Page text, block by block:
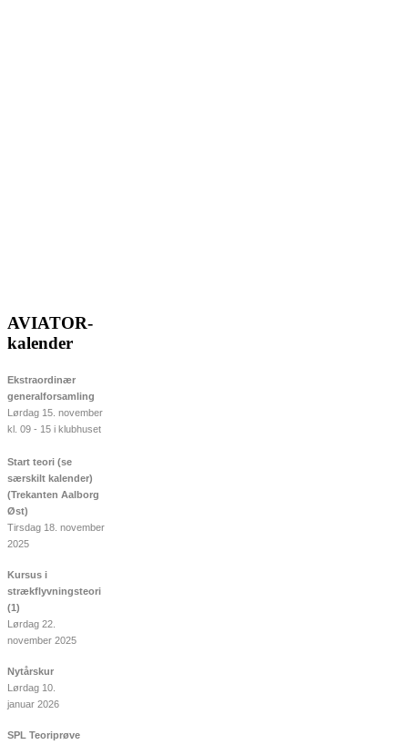
AVIATOR-
kalender
Ekstraordinær
generalforsamling
Lørdag 15. november
kl. 09 - 15 i klubhuset
Start teori (se
særskilt kalender)
(Trekanten Aalborg
Øst)
Tirsdag 18. november
2025
Kursus i
strækflyvningsteori
(1)
Lørdag 22.
november 2025
Nytårskur
Lørdag 10.
januar 2026
SPL Teoriprøve